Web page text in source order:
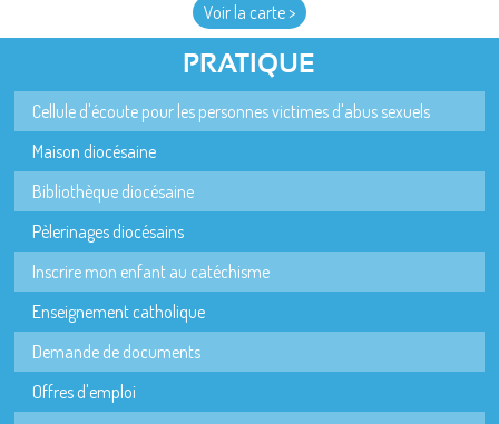
Voir la carte >
PRATIQUE
Cellule d'écoute pour les personnes victimes d'abus sexuels
Maison diocésaine
Bibliothèque diocésaine
Pèlerinages diocésains
Inscrire mon enfant au catéchisme
Enseignement catholique
Demande de documents
Offres d'emploi